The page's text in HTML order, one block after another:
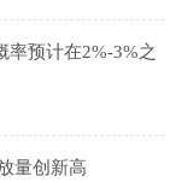
率预计在2%-3%之
量创新高